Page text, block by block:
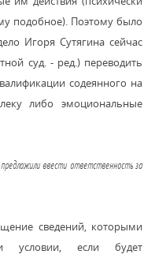
подобное). Поэтому было
Игоря Сутягина сейчас
суд. - ред.) переводить
содеянного на
либо эмоциональные
ввести ответственность за
сведений, которыми
условии, если будет